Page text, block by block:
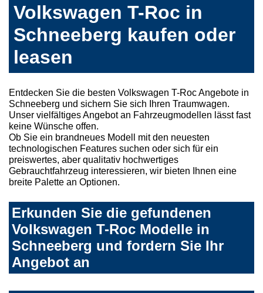
Volkswagen T-Roc in
Schneeberg kaufen oder
leasen
Entdecken Sie die besten Volkswagen T-Roc Angebote in
Schneeberg und sichern Sie sich Ihren Traumwagen.
Unser vielfältiges Angebot an Fahrzeugmodellen lässt fast
keine Wünsche offen.
Ob Sie ein brandneues Modell mit den neuesten
technologischen Features suchen oder sich für ein
preiswertes, aber qualitativ hochwertiges
Gebrauchtfahrzeug interessieren, wir bieten Ihnen eine
breite Palette an Optionen.
Erkunden Sie die gefundenen
Volkswagen T-Roc Modelle in
Schneeberg und fordern Sie Ihr
Angebot an